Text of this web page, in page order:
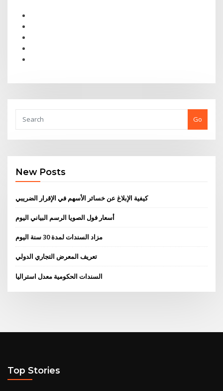
Go
New Posts
كيفية الإبلاغ عن خسائر الأسهم في الإقرار الضريبي
أسعار فول الصويا الرسم البياني اليوم
مزاد السندات لمدة 30 سنة اليوم
تعريف المعرض التجاري الدولي
السندات الحكومية معدل استراليا
Top Stories